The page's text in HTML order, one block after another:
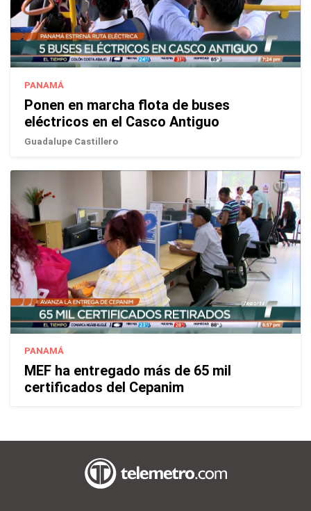
PANAMÁ
Ponen en marcha flota de buses
eléctricos en el Casco Antiguo
Guadalupe Castillero
PANAMÁ
MEF ha entregado más de 65 mil
certificados del Cepanim